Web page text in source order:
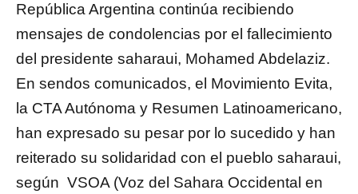
República Argentina continúa recibiendo
mensajes de condolencias por el fallecimiento
del presidente saharaui, Mohamed Abdelaziz.
En sendos comunicados, el Movimiento Evita,
la CTA Autónoma y Resumen Latinoamericano,
han expresado su pesar por lo sucedido y han
reiterado su solidaridad con el pueblo saharaui,
según VSOA (Voz del Sahara Occidental en